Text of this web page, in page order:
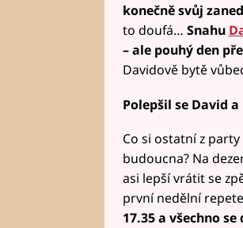
konečně svůj
to doufá… Snahu
– ale pouhý den
Davidově bytě
Polepšil se David
Co si ostatní z
budoucna? Na
asi lepší vrátit se
první nedělní
17.35 a všechno